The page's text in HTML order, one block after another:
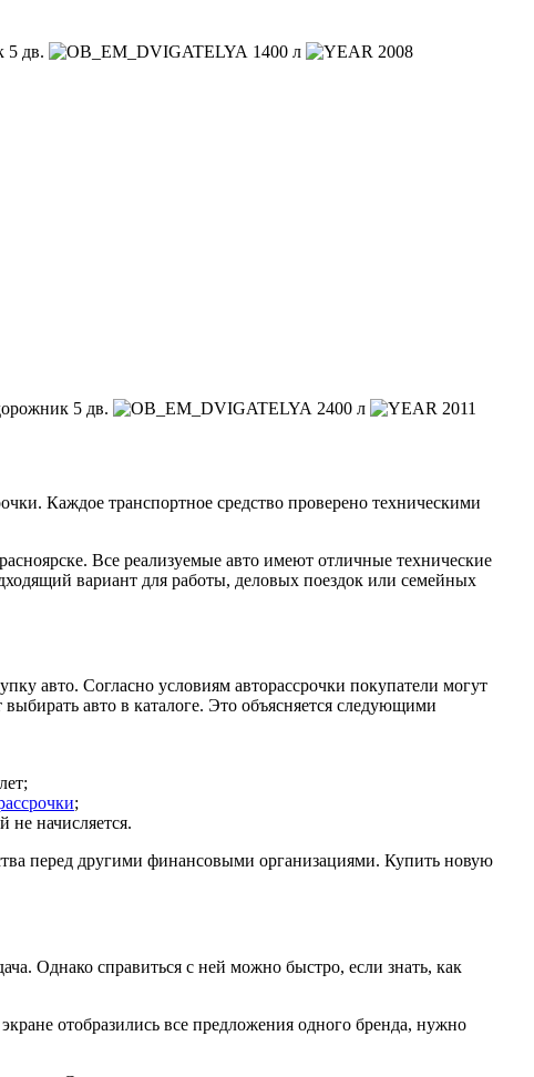
5 дв. 1400 л 2008
5 дв. 2400 л 2011
Каждое транспортное средство проверено техническими
Все реализуемые авто имеют отличные технические
вариант для работы, деловых поездок или семейных
авто. Согласно условиям авторассрочки покупатели могут
авто в каталоге. Это объясняется следующими
;
не начисляется.
перед другими финансовыми организациями. Купить новую
Однако справиться с ней можно быстро, если знать, как
отобразились все предложения одного бренда, нужно